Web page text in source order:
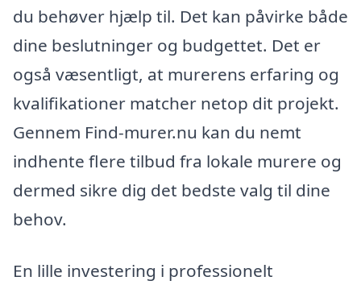
du behøver hjælp til. Det kan påvirke både
dine beslutninger og budgettet. Det er
også væsentligt, at murerens erfaring og
kvalifikationer matcher netop dit projekt.
Gennem Find-murer.nu kan du nemt
indhente flere tilbud fra lokale murere og
dermed sikre dig det bedste valg til dine
behov.
En lille investering i professionelt